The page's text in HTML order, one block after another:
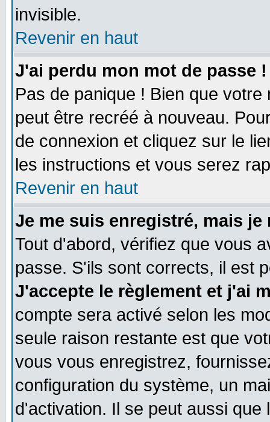
invisible.
Revenir en haut
J'ai perdu mon mot de passe !
Pas de panique ! Bien que
peut être recréé à nouveau.
de connexion et cliquez sur le
les instructions et vous serez
Revenir en haut
Je me suis enregistré, mais
Tout d'abord, vérifiez que vous
passe. S'ils sont corrects, il est
J'accepte le règlement et j'ai
compte sera activé selon les
seule raison restante est que
vous vous enregistrez,
configuration du système, un
d'activation. Il se peut aussi